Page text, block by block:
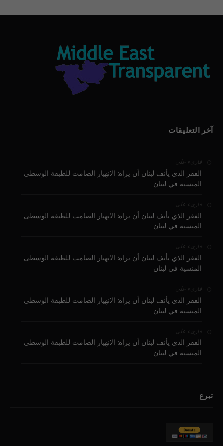
آخر التعليقات
قارىء على
الفقر الذي يأنف لبنان أن يراه: الانهيار الصامت للطبقة الوسطى
المنسية في لبنان
قارىء على
الفقر الذي يأنف لبنان أن يراه: الانهيار الصامت للطبقة الوسطى
المنسية في لبنان
قارىء على
الفقر الذي يأنف لبنان أن يراه: الانهيار الصامت للطبقة الوسطى
المنسية في لبنان
قارىء على
الفقر الذي يأنف لبنان أن يراه: الانهيار الصامت للطبقة الوسطى
المنسية في لبنان
قارىء على
الفقر الذي يأنف لبنان أن يراه: الانهيار الصامت للطبقة الوسطى
المنسية في لبنان
تبرع